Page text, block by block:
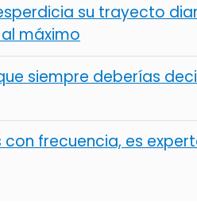
su trayecto
máximo
siempre deberías
con frecuencia, es